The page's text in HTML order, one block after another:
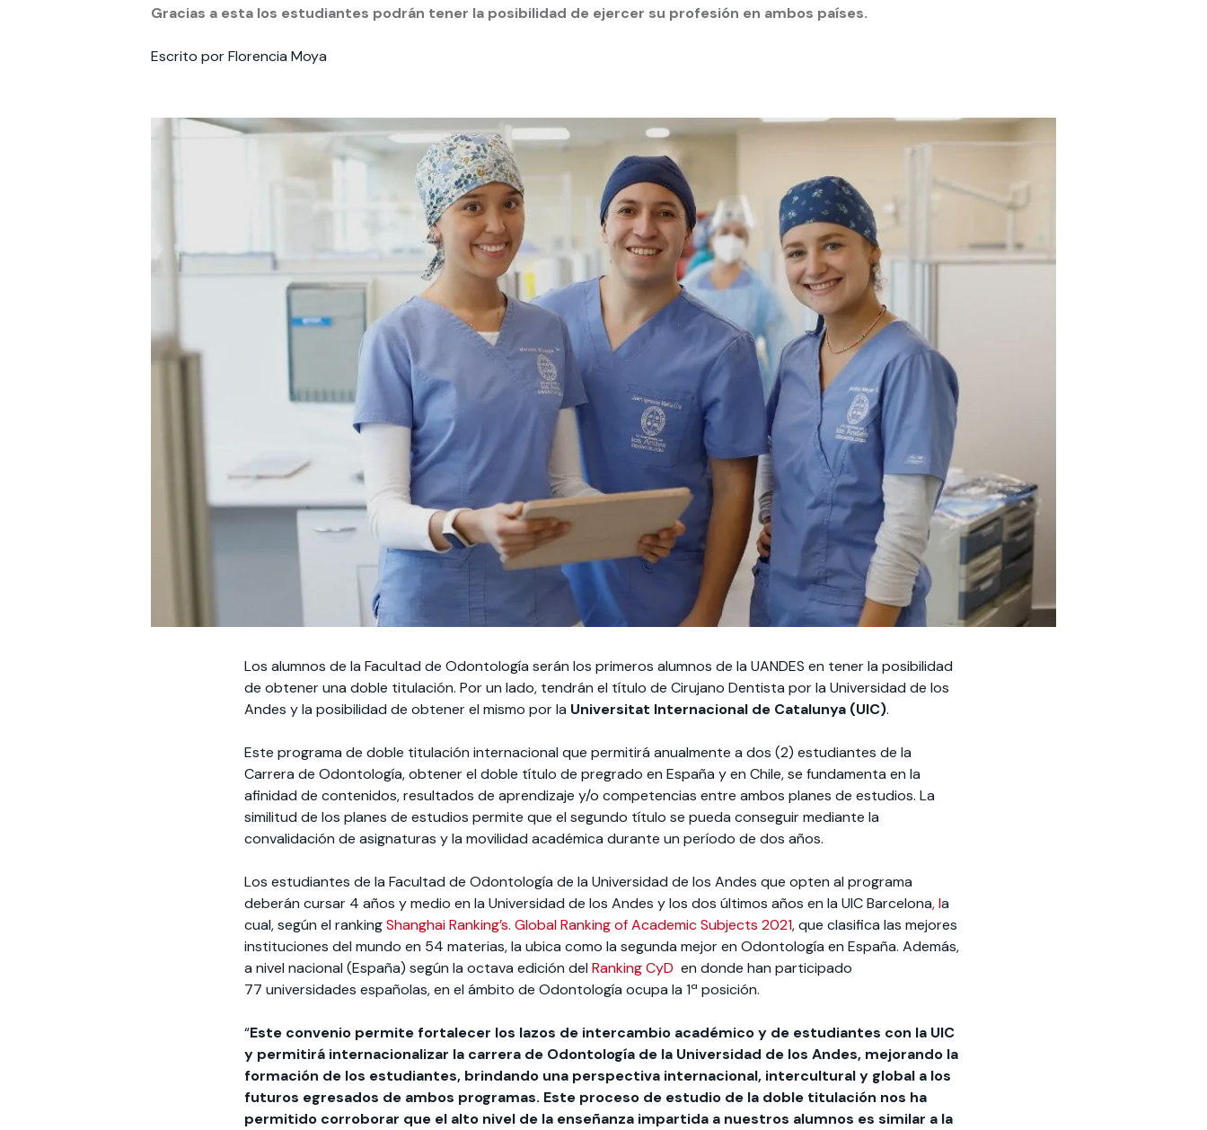
Gracias a esta los estudiantes podrán tener la posibilidad de ejercer su profesión en ambos países.
Escrito por Florencia Moya
Los alumnos de la Facultad de Odontología serán los primeros alumnos de la UANDES en tener la posibilidad
de obtener una doble titulación. Por un lado, tendrán el título de Cirujano Dentista por la Universidad de los
Andes y la posibilidad de obtener el mismo por la Universitat Internacional de Catalunya (UIC).
Este programa de doble titulación internacional que permitirá anualmente a dos (2) estudiantes de la
Carrera de Odontología, obtener el doble título de pregrado en España y en Chile, se fundamenta en la
afinidad de contenidos, resultados de aprendizaje y/o competencias entre ambos planes de estudios. La
similitud de los planes de estudios permite que el segundo título se pueda conseguir mediante la
convalidación de asignaturas y la movilidad académica durante un período de dos años.
Los estudiantes de la Facultad de Odontología de la Universidad de los Andes que opten al programa
deberán cursar 4 años y medio en la Universidad de los Andes y los dos últimos años en la UIC Barcelona, la
cual, según el rankingShanghai Ranking’s. Global Ranking of AcademicSubjects 2021, que clasifica las mejores
instituciones del mundo en 54 materias, la ubica como la segunda mejor en Odontología en España. Además,
a nivel nacional (España) según la octava edición del Ranking CyD en donde han participado
77 universidades españolas, en el ámbito de Odontología ocupa la 1ª posición.
“Este convenio permite fortalecer los lazos de intercambio académico y de estudiantes con la UIC
y permitirá internacionalizar la carrera de Odontología de la Universidad de los Andes, mejorando la
formación de los estudiantes, brindando una perspectiva internacional, intercultural y global a los
futuros egresados de ambos programas. Este proceso de estudio de la doble titulación nos ha
permitido corroborar que el alto nivel de la enseñanza impartida a nuestros alumnos es similar a la